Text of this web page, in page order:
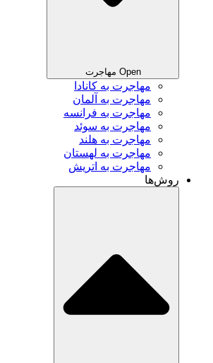
Open مهاجرت
مهاجرت به کانادا
مهاجرت به آلمان
مهاجرت به فرانسه
مهاجرت به سوئد
مهاجرت به هلند
مهاجرت به لهستان
مهاجرت به اتریش
روش‌ها